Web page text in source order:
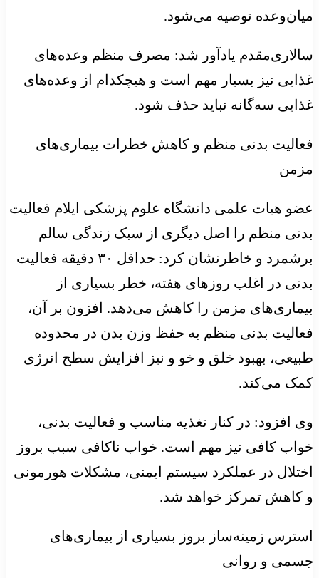
میان‌وعده‌ توصیه می‌شود.
سالاری‌مقدم یادآور شد: مصرف منظم وعده‌های
غذایی نیز بسیار مهم است و هیچکدام از وعده‌های
غذایی سه‌گانه نباید حذف شود.
فعالیت بدنی منظم و کاهش خطرات بیماری‌های
مزمن
عضو هیات علمی دانشگاه علوم پزشکی ایلام فعالیت
بدنی منظم را اصل دیگری از سبک زندگی سالم
برشمرد و خاطرنشان کرد: حداقل ۳۰ دقیقه فعالیت
بدنی در اغلب روزهای هفته، خطر بسیاری از
بیماری‌های مزمن را کاهش می‌دهد. افزون بر آن،
فعالیت بدنی منظم به حفظ وزن بدن در محدوده
طبیعی، بهبود خلق و خو و نیز افزایش سطح انرژی
کمک می‌کند.
وی افزود: در کنار تغذیه مناسب و فعالیت بدنی،
خواب کافی نیز مهم است. خواب ناکافی سبب بروز
اختلال در عملکرد سیستم ایمنی، مشکلات هورمونی
و کاهش تمرکز خواهد شد.
استرس زمینه‌ساز بروز بسیاری از بیماری‌های
جسمی و روانی